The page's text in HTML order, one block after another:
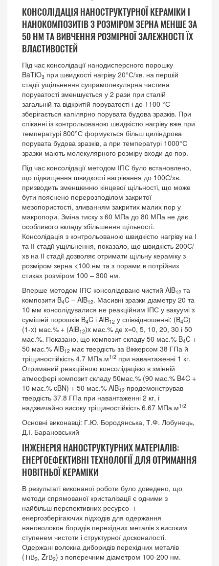
КОНСОЛІДАЦІЯ НАНОСТРУКТУРНОЇ КЕРАМІКИ І
НАНОКОМПОЗИТІВ З РОЗМІРОМ ЗЕРНА МЕНШЕ ЗА
50 НМ ТА ВИВЧЕННЯ РОЗМІРНОЇ ЗАЛЕЖНОСТІ ЇХ
ВЛАСТИВОСТЕЙ
Під час консолідації нанодисперсного порошку
BaTiO3 при швидкості нагріву 20°С/хв. на першій
стадії ущільнення супрамолекулярна частина
поруватості зменшується у 2 рази при сталій
загальній та відкритій поруватості і до 1100 °С
зберігається капілярно порувата будова зразків. При
спіканні із контрольованою швидкістю нагріву вже при
температурі 800°С формується більш циліндрова
порувата будова зразків, а при температурі 1000°С
зразки мають молекулярного розміру входи до пор.
Під час консолідації методом ІПС було встановлено,
що підвищення швидкості нагрівання до 100С/хв.
призводить зменшенню кінцевої щільності, що може
бути пояснено перерозподілом закритої
мезопористості, зливанням закритих малих пор у
макропори. Зміна тиску з 60 МПа до 80 МПа не дає
особливого вкладу збільшення щільності.
Консолідація з контрольованою швидкістю нагріву на І
та ІІ стадії ущільнення, показало, що швидкість 200С/
хв на ІІ стадії дозволяє отримати щільну кераміку з
розміром зерна <100 нм та з порами в потрійних
стиках розміром 100 – 300 нм.
Вперше методом ІПС консолідовано чистий AlB12 та
композити B4C – AlB12. Масивні зразки діаметру 20 та
10 мм консолідувалися не реакційним ІПС у вакуумі з
сумішей порошків B4C і AlB12 у співвідношенні: (B4C)
(1-x) мас.% + (AlB12)x мас.% де x=0, 5, 10, 20, 30 і 50
мас.%. Показано, що композит складу 50 мас.% B4C +
50 мас.% AlB12 має твердість за Віккерсом 38 ГПа й
тріщиностійкість 4.7 МПа.м1/2 при навантаженні 1 кг.
Отриманий реакційною консолідацією в змінній
атмосфері композит складу 50мас.% (90 мас.% B4C +
10 мас.% cBN) + 50 мас.% AlB12 продемонстрував
твердість 37.8 ГПа при навантаженні 2 кг, і
надзвичайно високу тріщиностійкість 6.67 МПа.м1/2
Основні виконавці: Г.Ю. Бородянська, Т.Ф. Лобунець,
Д.І. Барановський
ІНЖЕНЕРІЯ НАНОСТРУКТУРНИХ МАТЕРІАЛІВ:
ЕНЕРГОЕФЕКТИВНІ ТЕХНОЛОГІЇ ДЛЯ ОТРИМАННЯ
НОВІТНЬОЇ КЕРАМІКИ
В результаті виконаної роботи було доведено, що
методи спрямованої кристалізації є одними з
найбільш перспективних ресурсо- і
енергозберігаючих підходів для одержання
нановолокон боридів перехідних металів з високим
ступенем чистоти і структурної досконалості.
Одержані волокна диборидів перехідних металів
(ТіВ2, ZrВ2) з поперечним діаметром 100-200 нм.